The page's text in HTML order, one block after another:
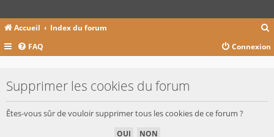
Accueil Index du forum
c
FAQ Connexion
Supprimer les cookies du forum
Êtes-vous sûr de vouloir supprimer tous les cookies de ce forum ?